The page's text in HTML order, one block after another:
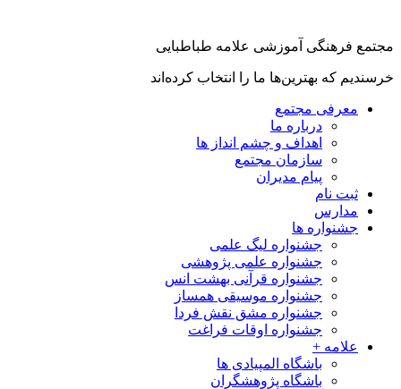
فرهنگی آموزشی علامه طباطبایی
که بهترین‌ها ما را انتخاب کرده‌اند
معرفی مجتمع
درباره ما
اهداف و چشم انداز ها
سازمان مجتمع
پیام مدیران
ثبت نام
مدارس
جشنواره ها
جشنواره لیگ علمی
جشنواره علمی پژوهشی
جشنواره قرآنی بهشت انس
جشنواره موسیقی همساز
جشنواره مشق نقش فردا
جشنواره اوقات فراغت
علامه +
باشگاه المپیادی ها
باشگاه پژوهشگران